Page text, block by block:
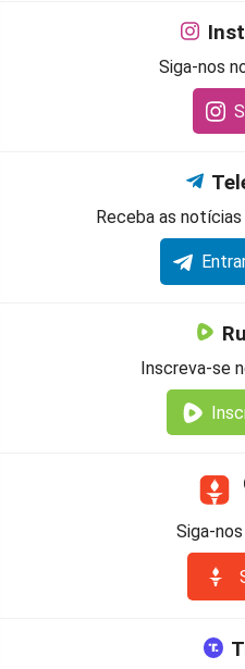
Siga-nos
Receba as
Inscreva-se
Siga-